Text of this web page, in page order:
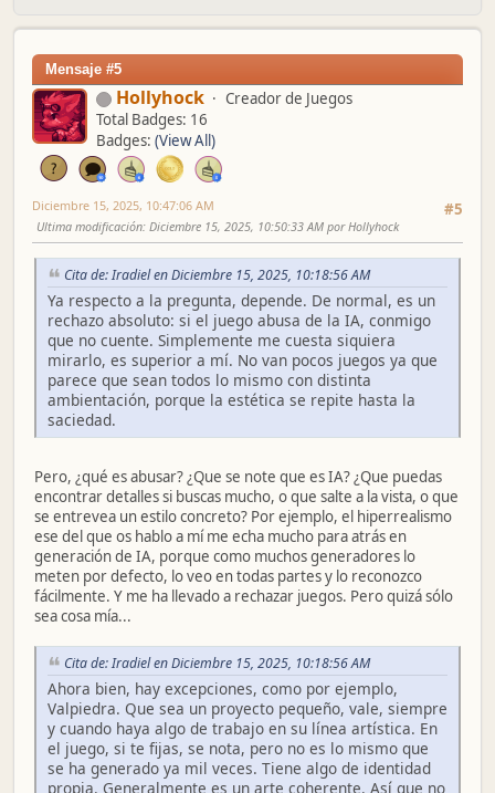
Mensaje #5
Hollyhock
Creador de Juegos
Total Badges: 16
Badges: (View All)
#5
Diciembre 15, 2025, 10:47:06 AM
Ultima modificación: Diciembre 15, 2025, 10:50:33 AM por Hollyhock
Cita de: Iradiel en Diciembre 15, 2025, 10:18:56 AM
Ya respecto a la pregunta, depende. De normal, es un
rechazo absoluto: si el juego abusa de la IA, conmigo
que no cuente. Simplemente me cuesta siquiera
mirarlo, es superior a mí. No van pocos juegos ya que
parece que sean todos lo mismo con distinta
ambientación, porque la estética se repite hasta la
saciedad.
Pero, ¿qué es abusar? ¿Que se note que es IA? ¿Que puedas
encontrar detalles si buscas mucho, o que salte a la vista, o que
se entrevea un estilo concreto? Por ejemplo, el hiperrealismo
ese del que os hablo a mí me echa mucho para atrás en
generación de IA, porque como muchos generadores lo
meten por defecto, lo veo en todas partes y lo reconozco
fácilmente. Y me ha llevado a rechazar juegos. Pero quizá sólo
sea cosa mía...
Cita de: Iradiel en Diciembre 15, 2025, 10:18:56 AM
Ahora bien, hay excepciones, como por ejemplo,
Valpiedra. Que sea un proyecto pequeño, vale, siempre
y cuando haya algo de trabajo en su línea artística. En
el juego, si te fijas, se nota, pero no es lo mismo que
se ha generado ya mil veces. Tiene algo de identidad
propia. Generalmente es un arte coherente. Así que no